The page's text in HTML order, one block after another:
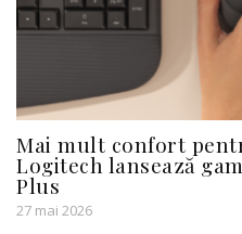
Mai mult confort
Logitech lansează
Plus
27 mai 2026